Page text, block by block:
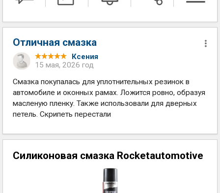
Отличная смазка
Ксения
15 мая, 2026 год
Смазка покупалась для уплотнительных резинок в
автомобиле и оконных рамах. Ложится ровно, образуя
масленую пленку. Также использовали для дверных
петель. Скрипеть перестали
Силиконовая смазка Rocketautomotive